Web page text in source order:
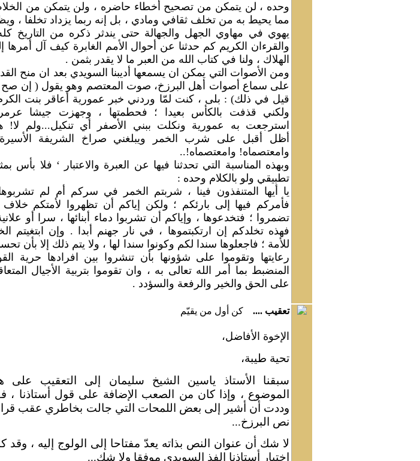
وحده ، لن يتمكن من تصحيح أخطاء حاضره ، ولن يتمكن من
مما يحيط به من تخلف ثقافي ومادي ، بل إنه ربما يزداد تخلفا ،
يهوي في مهاوي الجهل والجهالة حتى يندثر ذكره من التاريخ
والقرءان الكريم كم حدثنا عن أحوال الأمم الغابرة كيف آل أمرها
الهلاك ، ولنا في كتاب الله من العبر ما لا يقدر بثمن .
ومن الأصوات التي يمكن ان يسمعها أديبنا السويدي بعد ان منح
على سماع أصوات أهل البرزخ، صوت المعتصم وهو يقول ( إن صح
قيل في ذلك) : بلى ، كنت لمّا وردني خبر عمورية أعاقر بنت
ولكني قذفت بالكأس بعيدا ؛ فحطمتها ، وجهزت جيشا
استرجعت به عمورية ونكلت ببني الأصفر أي تنكيل...ولم لا!
أظل أقبل على شرب الخمر ويبلغني صراخ الشريفة
وامعتصماه! وامعتصماه!..
وبهذه المناسبة التي تحدثنا فيها عن العبرة والاعتبار ‘ فلا بأس
تطبيقي ولو بالكلام وحده :
يا أيها المتنفذون فينا ، شربتم الخمر في سركم أم لم
فأمركم فيها إلى بارئكم ؛ ولكن إياكم أن تظهروا لأمتكم خلاف
تضمروا ؛ فتخدعوها ، وإياكم أن تشربوا دماء أبنائها ، سرا أو
فهذه تخلدكم إن ارتكبتموها ، في نار جهنم أبدا . وإن ابتغيتم
للأمة ؛ فاجعلوها سندا لكم وكونوا سندا لها ، ولا يتم ذلك إلا بأن
رعايتها وتقوموا على شؤونها بأن تنشروا بين افرادها حرية
المنضبط بما أمر الله تعالى به ، وان تقوموا بتربية الأجيال
على الحق والخير والرفعة والسؤدد .
تعقيب .... كن أول من يقيّم
لإخوة الأفاضل،
تحية طيبة،
سبقنا الأستاذ ياسين الشيخ سليمان إلى التعقيب على
الموضوع ، وإذا كان من الصعب الإضافة على قول أستاذنا ،
وددت أن أشير إلى بعض اللمحات التي جالت بخاطري عقب
نص البرزخ...
لا شك أن عنوان النص بذاته يعدّ مفتاحا إلى الولوج إليه ، وقد
اختيار أستاذنا الفذ السويدي موفقا ولا شك...